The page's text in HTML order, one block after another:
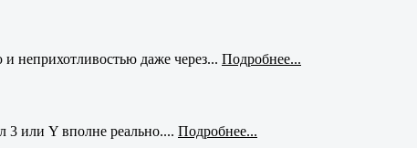
неприхотливостью даже через... Подробнее...
3 или Y вполне реально.... Подробнее...